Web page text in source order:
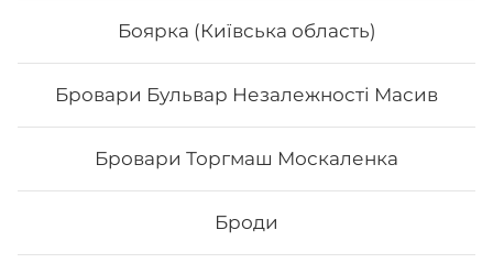
Боярка (Київська область)
Бровари Бульвар Незалежності Масив
Бровари Торгмаш Москаленка
Броди
Чіз рол
Вага: 245 г Склад: норі, рис,тостовий сир, сир філа,